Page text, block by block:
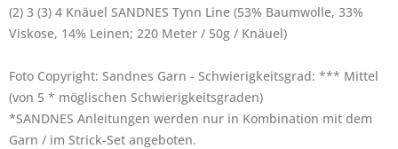
(2) 3 (3) 4 Knäuel SANDNES Tynn Line (53% Baumwolle, 33%
Viskose, 14% Leinen; 220 Meter / 50g / Knäuel)
Foto Copyright: Sandnes Garn - Schwierigkeitsgrad: *** Mittel
(von 5 * möglischen Schwierigkeitsgraden)
*SANDNES Anleitungen werden nur in Kombination mit dem
Garn / im Strick-Set angeboten.